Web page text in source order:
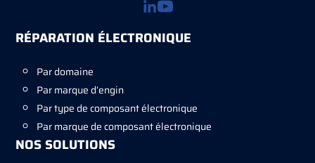
RÉPARATION ÉLECTRONIQUE
Par domaine
Par marque d’engin
Par type de composant électronique
Par marque de composant électronique
NOS SOLUTIONS